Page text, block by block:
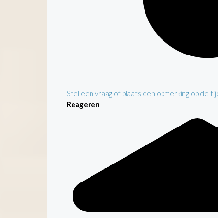
Stel een vraag of plaats een opmerking op de
Reageren